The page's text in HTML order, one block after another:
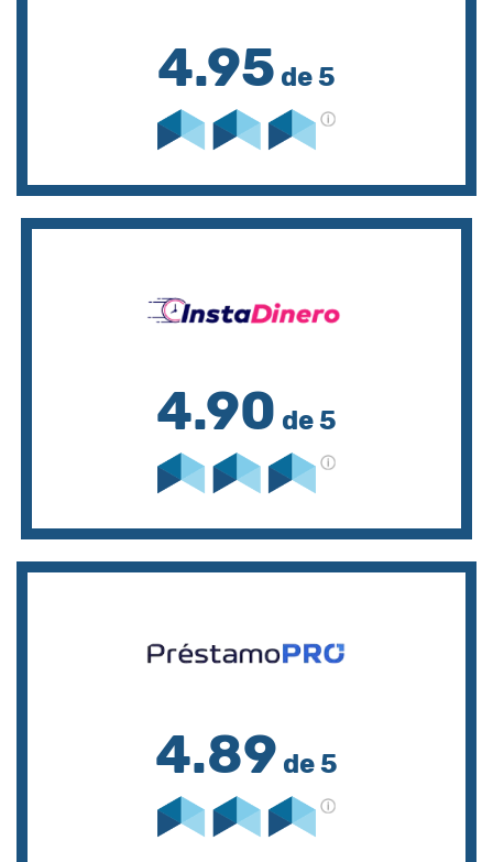
4.95 de 5
4.90 de 5
4.89 de 5